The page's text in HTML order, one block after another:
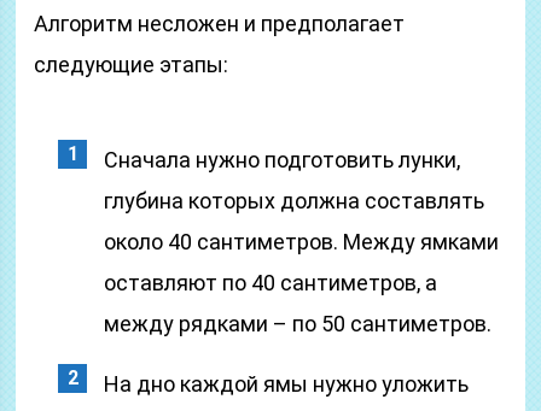
Алгоритм несложен и предполагает
следующие этапы:
Сначала нужно подготовить лунки,
глубина которых должна составлять
около 40 сантиметров. Между ямками
оставляют по 40 сантиметров, а
между рядками – по 50 сантиметров.
На дно каждой ямы нужно уложить